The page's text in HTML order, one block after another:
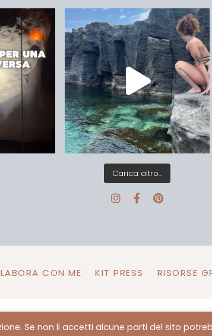
Carica altro...
CON ME KIT PRESS RISORSE
Arianna Zappia P.Iva 02003320492Made
Se non li accetti alcune parti del sito